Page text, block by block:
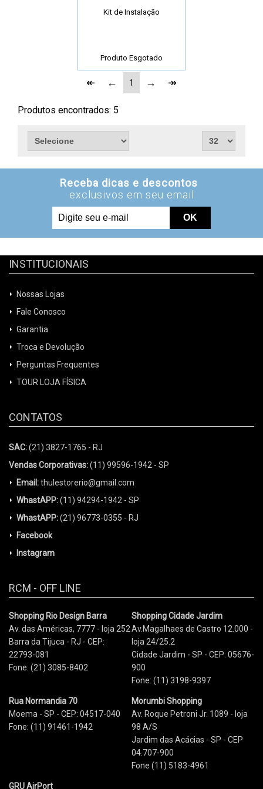
Kit de Instalação
Produto Esgotado
1
Produtos encontrados: 5
INSTITUCIONAIS
Nossas Lojas
Fale Conosco
Garantia
Troca e Devolução
Perguntas Frequentes
TOUR LOJA FÍSICA
CONTATOS
SAC:(21) 3827-1765 - RJ
Vendas Corporativas:(11) 99596-1942 - SP
Email:thulestorerio@gmail.com
WhastAPP:(11) 94294-1942 - SP
WhastAPP:(21) 96773-0355 - RJ
Facebook
Instagram
RCM - OFF LINE
Shopping Rio Design Barra
Av. das Américas, 7777 - loja 252
Barra da Tijuca - RJ - CEP:
22793-081
Fone: (21) 3085-8402
Shopping Cidade Jardim
Av.Magalhaes de Castro 12.000 -
loja 24/25.2
Cidade Jardim - SP - CEP: 05676-
900
Fone: (11) 3198-9397
Rua Normandia 70
Moema - SP - CEP: 04517-040
Fone: (11) 91461-1942
Morumbi Shopping
Av. Roque Petroni Jr. 1089 - loja
98 A/S
Jardim das Acácias - SP - CEP
04.707-900
Fone (11) 5183-4961
GRU AirPort